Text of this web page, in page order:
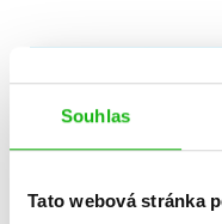
Souhlas
Tato webová stránka